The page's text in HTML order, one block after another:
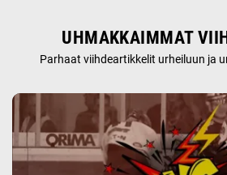
UHMAKKAIMMAT
Parhaat viihdeartikkelit urheiluun ja